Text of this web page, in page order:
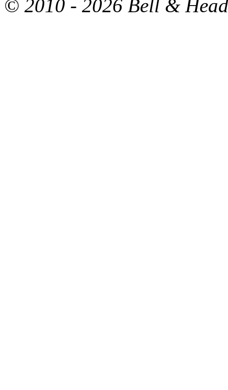
© 2010 - 2026 Bell & Head